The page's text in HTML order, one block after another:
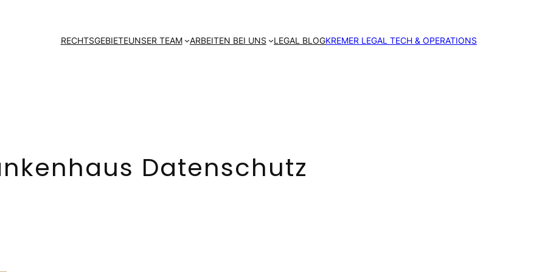
RECHTSGEBIETEUNSER TEAM ARBEITEN BEI UNS LEGAL BLOGKREMER LEGAL TECH & OPERATIONS
Datenschutz